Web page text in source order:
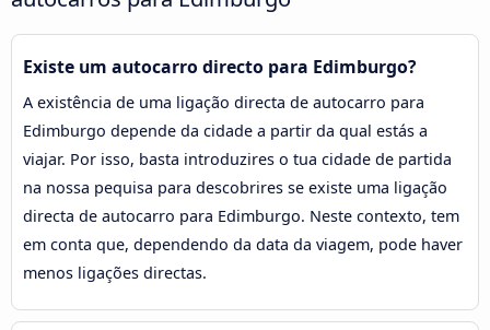
Existe um autocarro directo para Edimburgo?
A existência de uma ligação directa de autocarro para
Edimburgo depende da cidade a partir da qual estás a
viajar. Por isso, basta introduzires o tua cidade de partida
na nossa pequisa para descobrires se existe uma ligação
directa de autocarro para Edimburgo. Neste contexto, tem
em conta que, dependendo da data da viagem, pode haver
menos ligações directas.